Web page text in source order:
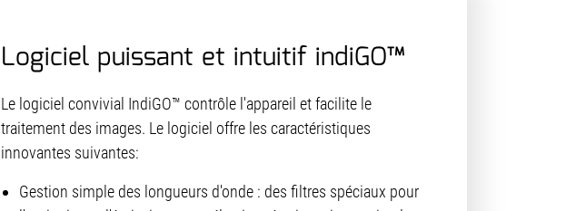
Logiciel puissant et intuitif indiGO™
Le logiciel convivial IndiGO™ contrôle l'appareil et facilite le
traitement des images. Le logiciel offre les caractéristiques
innovantes suivantes:
Gestion simple des longueurs d'onde : des filtres spéciaux pour